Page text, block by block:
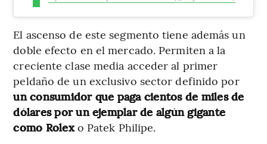
El ascenso de este segmento tiene además un
doble efecto en el mercado. Permiten a la
creciente clase media acceder al primer
peldaño de un exclusivo sector definido por
un consumidor que paga cientos de miles de
dólares por un ejemplar de algún gigante
como Rolexo Patek Philipe.